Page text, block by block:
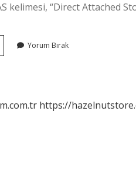
kelimesi, “Direct Attached
Yorum Bırak
https://